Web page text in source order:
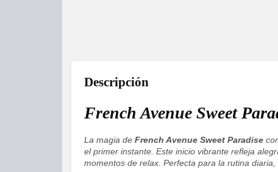
Descripción
French Avenue Sweet
La magia de French Avenue Sweet Paradise
el primer instante. Este inicio vibrante refleja
momentos de relax. Perfecta para la rutina diaria,